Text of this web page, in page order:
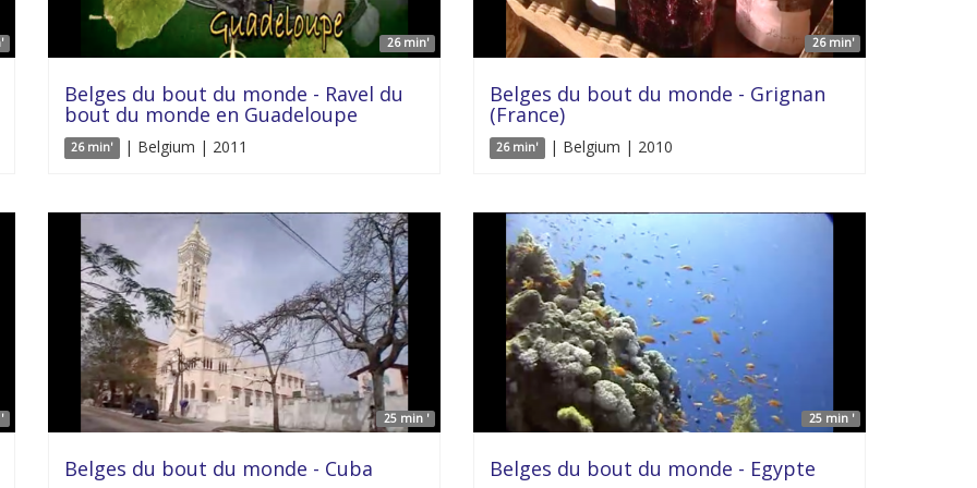
26 min'
Belges du bout du monde - Ravel du
bout du monde en Guadeloupe
26 min' | Belgium | 2011
26 min'
Belges du bout du monde - Grignan
(France)
26 min' | Belgium | 2010
25 min '
Belges du bout du monde - Cuba
25 min '
Belges du bout du monde - Egypte